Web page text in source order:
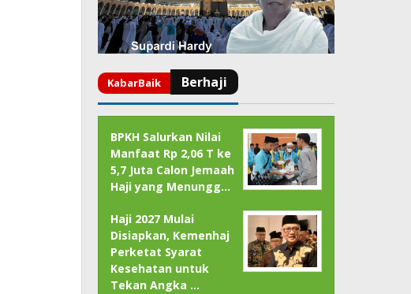
BPKH Salurkan Nilai
Manfaat Rp 2,06 T ke
5,7 Juta Calon Jemaah
Haji yang Menungg…
Haji 2027 Mulai
Disiapkan, Kemenhaj
Perketat Syarat
Kesehatan untuk
Tekan Angka …